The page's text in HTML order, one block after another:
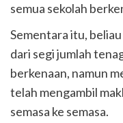
semua sekolah
Sementara itu,
dari segi jumlah
berkenaan, namun
telah mengambil
semasa ke semasa.